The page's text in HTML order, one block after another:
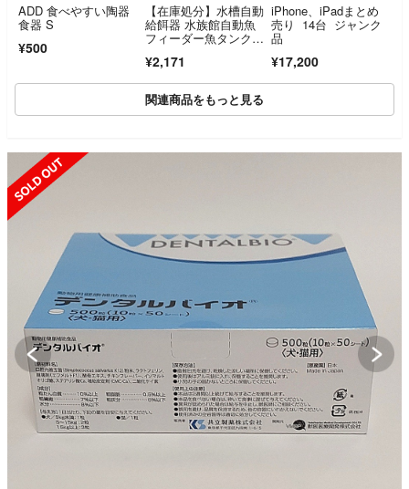
ADD 食べやすい陶器
食器 S
¥500
【在庫処分】水槽自動
給餌器 水族館自動魚
フィーダー魚タンクタ
¥2,171
iPhone、iPadまとめ
売り 14台 ジャンク
品
¥17,200
関連商品をもっと見る